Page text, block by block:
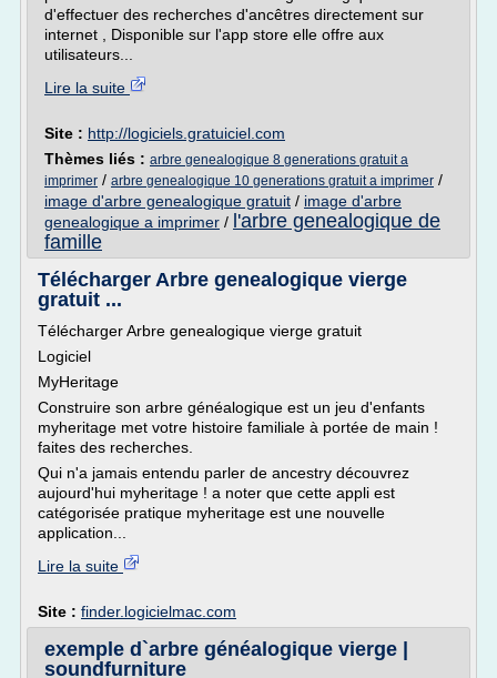
d'effectuer des recherches d'ancêtres directement sur
internet , Disponible sur l'app store elle offre aux
utilisateurs...
Lire la suite
Site : http://logiciels.gratuiciel.com
Thèmes liés : arbre genealogique 8 generations gratuit a
imprimer / arbre genealogique 10 generations gratuit a imprimer /
image d'arbre genealogique gratuit / image d'arbre
genealogique a imprimer / l'arbre genealogique de
famille
Télécharger Arbre genealogique vierge
gratuit ...
Télécharger Arbre genealogique vierge gratuit
Logiciel
MyHeritage
Construire son arbre généalogique est un jeu d'enfants
myheritage met votre histoire familiale à portée de main !
faites des recherches.
Qui n'a jamais entendu parler de ancestry découvrez
aujourd'hui myheritage ! a noter que cette appli est
catégorisée pratique myheritage est une nouvelle
application...
Lire la suite
Site : finder.logicielmac.com
exemple d`arbre généalogique vierge |
soundfurniture